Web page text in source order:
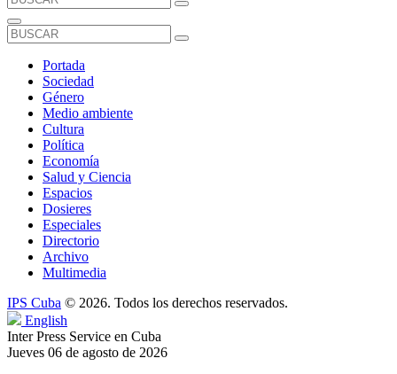
Portada
Sociedad
Género
Medio ambiente
Cultura
Política
Economía
Salud y Ciencia
Espacios
Dosieres
Especiales
Directorio
Archivo
Multimedia
IPS Cuba © 2026. Todos los derechos reservados.
English
Inter Press Service en Cuba
Jueves 06 de agosto de 2026